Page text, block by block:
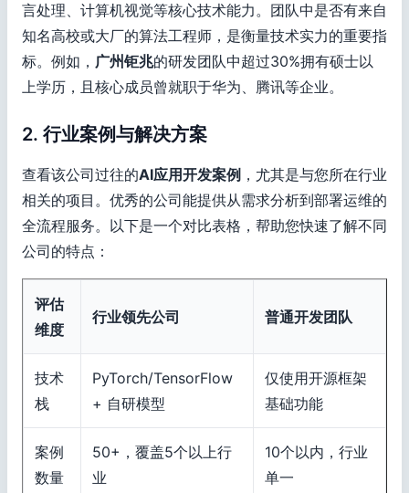
言处理、计算机视觉等核心技术能力。团队中是否有来自
知名高校或大厂的算法工程师，是衡量技术实力的重要指
标。例如， 广州钜兆的研发团队中超过30%拥有硕士以
上学历，且核心成员曾就职于华为、腾讯等企业。
2. 行业案例与解决方案
查看该公司过往的AI应用开发案例 ，尤其是与您所在行业
相关的项目。优秀的公司能提供从需求分析到部署运维的
全流程服务。以下是一个对比表格，帮助您快速了解不同
公司的特点：
评估
维度
行业领先公司 普通开发团队
技术
栈
PyTorch/TensorFlow
+ 自研模型
仅使用开源框架
基础功能
案例
数量
50+，覆盖5个以上行
业
10个以内，行业
单一